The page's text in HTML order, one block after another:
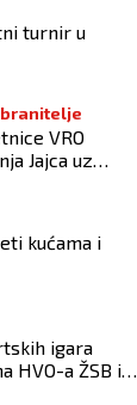
turnir u
branitelje
VRO
Jajca uz
kućama i
igara
HVO-a ŽSB i